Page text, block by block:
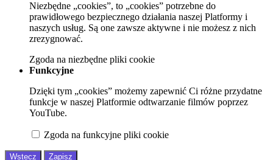
Niezbędne „cookies”, to „cookies” potrzebne do
prawidłowego bezpiecznego działania naszej Platformy i
naszych usług. Są one zawsze aktywne i nie możesz z nich
zrezygnować.
Zgoda na niezbędne pliki cookie
Funkcyjne
Dzięki tym „cookies” możemy zapewnić Ci różne przydatne
funkcje w naszej Platformie odtwarzanie filmów poprzez
YouTube.
Zgoda na funkcyjne pliki cookie
Wstecz Zapisz